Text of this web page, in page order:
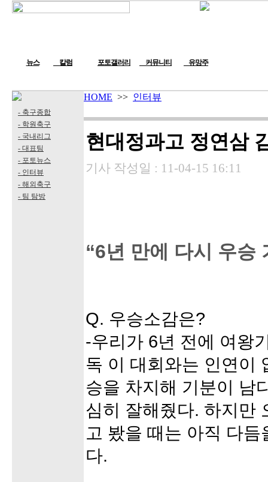
뉴스 칼럼 포토갤러리 커뮤니티 유망주
- 축구종합
- 학원축구
- 국내리그
- 대표팀
- 포토뉴스
- 인터뷰
- 해외축구
- 팀 탐방
HOME >> 인터뷰
현대정과고 정연삼
기사 작성일 : 11-04-15 16:11
“6년 만에 다시 우승
Q. 우승소감은?
-우리가 6년 전에 여왕
독 이 대회와는 인연이
승을 차지해 기분이 남
심히 잘해줬다. 하지만
고 봤을 때는 아직 다
다.